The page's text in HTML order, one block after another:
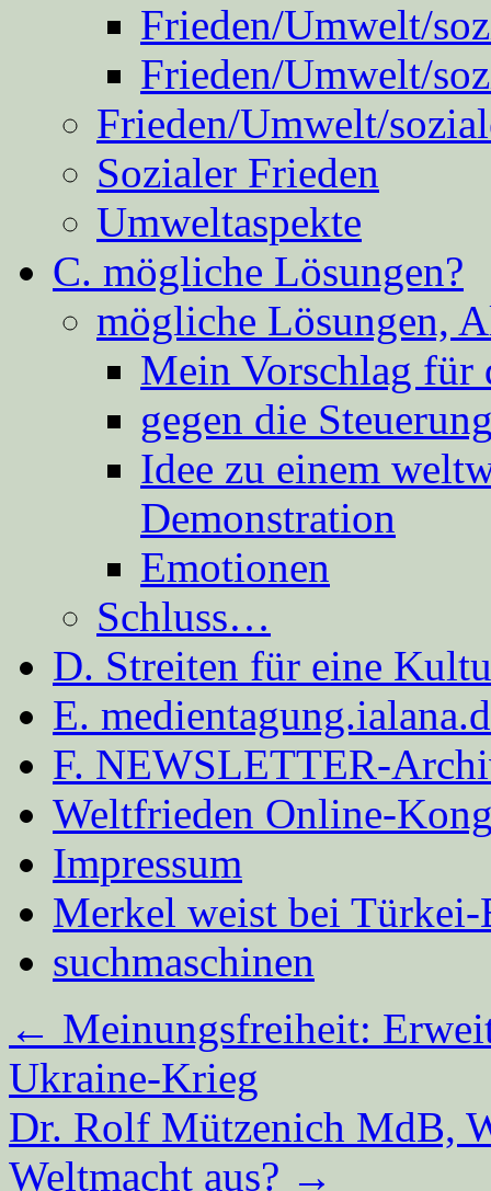
Frieden/Umwelt/
Frieden/Umwelt/
Frieden/Umwelt/
Sozialer Frieden
Umweltaspekte
C. mögliche Lösungen?
mögliche Lösungen,
Mein Vorschlag für
gegen die
Idee zu einem
Demonstration
Emotionen
Schluss…
D. Streiten für eine
E.
F. NEWSLETTER-
Weltfrieden Online-
Impressum
Merkel weist bei
suchmaschinen
← Meinungsfreiheit:
Ukraine-Krieg
Dr. Rolf Mützenich MdB,
Weltmacht aus? →